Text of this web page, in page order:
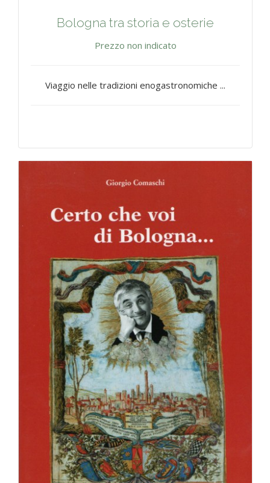
Bologna tra storia e osterie
Prezzo non indicato
Viaggio nelle tradizioni enogastronomiche ...